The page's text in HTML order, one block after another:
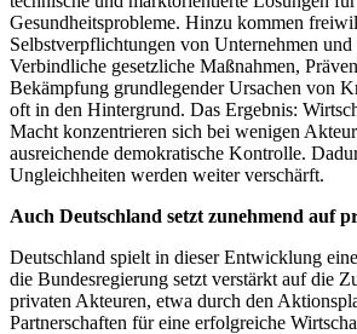
Gesundheitsprobleme. Hinzu kommen
Selbstverpflichtungen von Unternehmen und
Verbindliche gesetzliche Maßnahmen,
Bekämpfung grundlegender Ursachen von
oft in den Hintergrund. Das Ergebnis:
Macht konzentrieren sich bei wenigen
ausreichende demokratische Kontrolle.
Ungleichheiten werden weiter verschärft.
Auch Deutschland setzt zunehmend auf
Deutschland spielt in dieser Entwicklung
die Bundesregierung setzt verstärkt auf die
privaten Akteuren, etwa durch den
Partnerschaften für eine erfolgreiche